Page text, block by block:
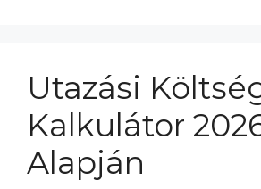
Utazási
Kalkulátor
Alapján